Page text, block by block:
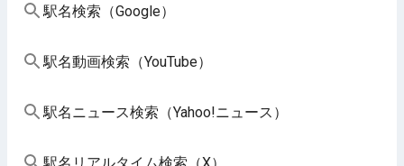
駅名検索（Google）
駅名動画検索（YouTube）
駅名ニュース検索（Yahoo!ニュース）
駅名リアルタイム検索（X）